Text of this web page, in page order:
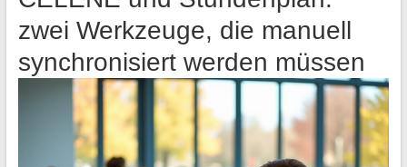
zwei Werkzeuge, die manuell
synchronisiert werden müssen